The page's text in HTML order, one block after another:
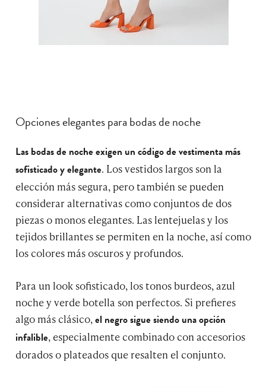
Opciones elegantes para bodas de noche
Las bodas de noche exigen un código de vestimenta más
sofisticado y elegante. Los vestidos largos son la
elección más segura, pero también se pueden
considerar alternativas como conjuntos de dos
piezas o monos elegantes. Las lentejuelas y los
tejidos brillantes se permiten en la noche, así como
los colores más oscuros y profundos.
Para un look sofisticado, los tonos burdeos, azul
noche y verde botella son perfectos. Si prefieres
algo más clásico,el negro sigue siendo una opción
infalible, especialmente combinado con accesorios
dorados o plateados que resalten el conjunto.